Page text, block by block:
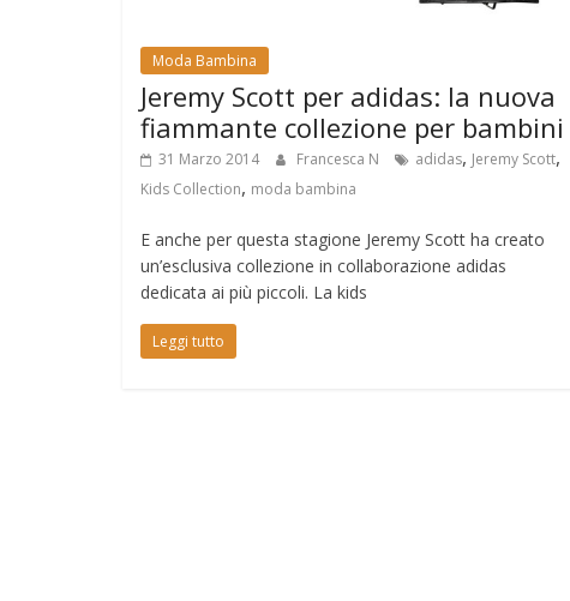
Moda Bambina
Jeremy Scott per adidas: la nuova
fiammante collezione per bambini
31 Marzo 2014 Francesca N adidas, Jeremy Scott,
Kids Collection, moda bambina
E anche per questa stagione Jeremy Scott ha creato
un’esclusiva collezione in collaborazione adidas
dedicata ai più piccoli. La kids
Leggi tutto